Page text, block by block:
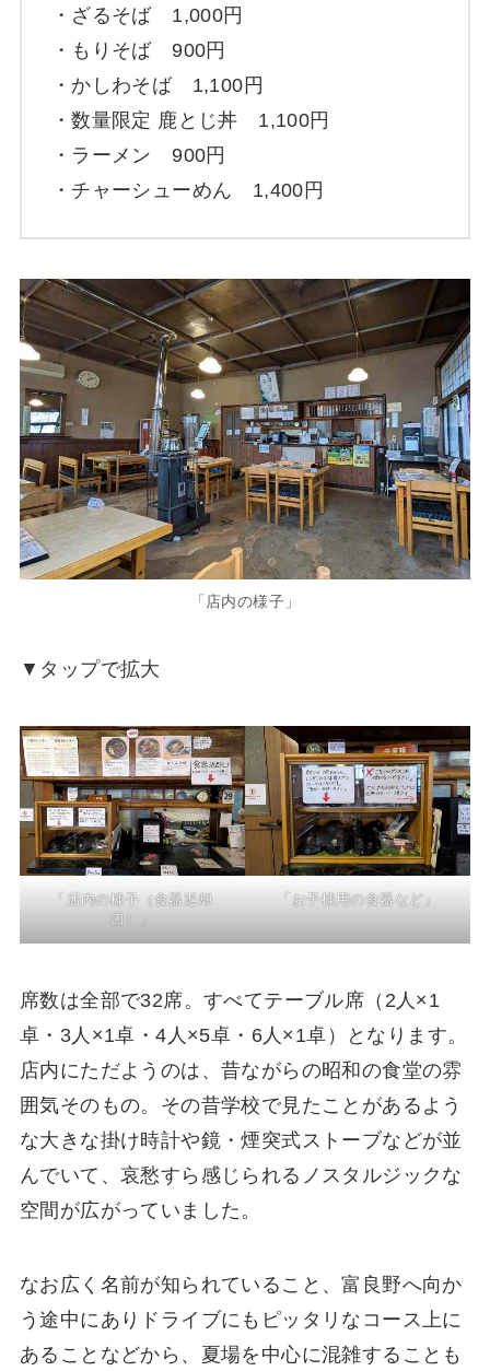
・ざるそば 1,000円
・もりそば 900円
・かしわそば 1,100円
・数量限定 鹿とじ丼 1,100円
・ラーメン 900円
・チャーシューめん 1,400円
「店内の様子」
▼タップで拡大
「店内の様子（食器返却
口）」
「お子様用の食器など」
席数は全部で32席。すべてテーブル席（2人×1
卓・3人×1卓・4人×5卓・6人×1卓）となります。
店内にただようのは、昔ながらの昭和の食堂の雰
囲気そのもの。その昔学校で見たことがあるよう
な大きな掛け時計や鏡・煙突式ストーブなどが並
んでいて、哀愁すら感じられるノスタルジックな
空間が広がっていました。
なお広く名前が知られていること、富良野へ向か
う途中にありドライブにもピッタリなコース上に
あることなどから、夏場を中心に混雑することも